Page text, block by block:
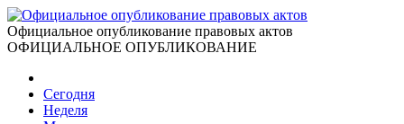
Официальное опубликование правовых актов
ОФИЦИАЛЬНОЕ ОПУБЛИКОВАНИЕ
Сегодня
Неделя